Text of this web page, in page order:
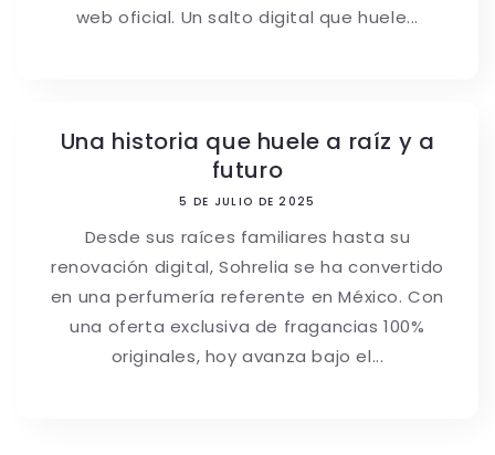
web oficial. Un salto digital que huele...
Una historia que huele a raíz y a
futuro
5 DE JULIO DE 2025
Desde sus raíces familiares hasta su
renovación digital, Sohrelia se ha convertido
en una perfumería referente en México. Con
una oferta exclusiva de fragancias 100%
originales, hoy avanza bajo el...